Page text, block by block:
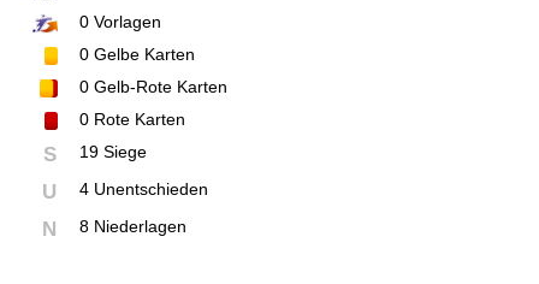
0 Vorlagen
0 Gelbe Karten
0 Gelb-Rote Karten
0 Rote Karten
S 19 Siege
U 4 Unentschieden
N 8 Niederlagen